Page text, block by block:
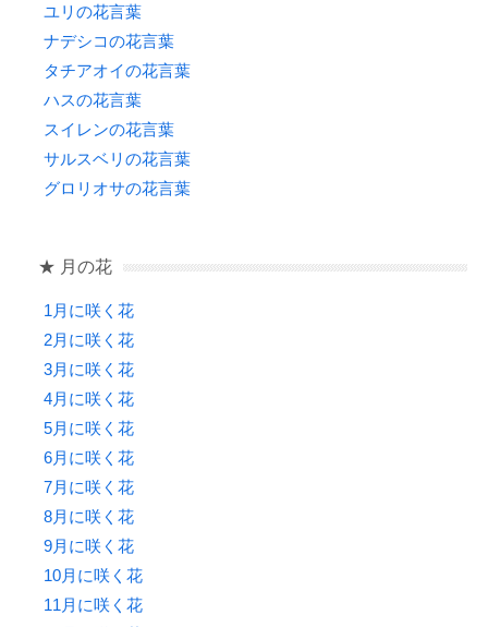
ユリの花言葉
ナデシコの花言葉
タチアオイの花言葉
ハスの花言葉
スイレンの花言葉
サルスベリの花言葉
グロリオサの花言葉
★ 月の花
1月に咲く花
2月に咲く花
3月に咲く花
4月に咲く花
5月に咲く花
6月に咲く花
7月に咲く花
8月に咲く花
9月に咲く花
10月に咲く花
11月に咲く花